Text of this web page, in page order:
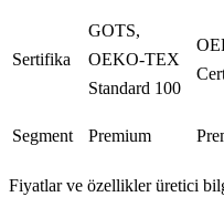
Sertifika
GOTS,
OEKO-TEX
Standard 100
Segment Premium
Fiyatlar ve özellikler üretici